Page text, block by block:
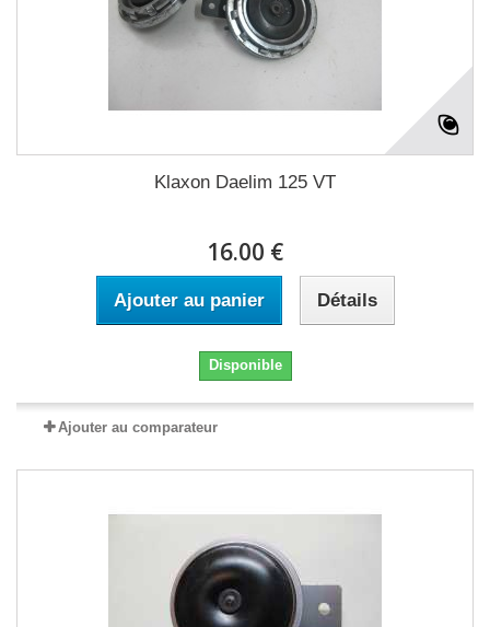
Klaxon Daelim 125 VT
16.00 €
Ajouter au panier Détails
Disponible
Ajouter au comparateur